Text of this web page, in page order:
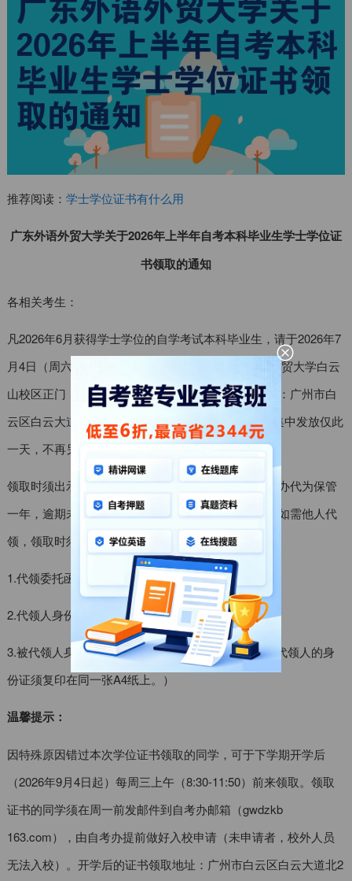
推荐阅读： 学士学位证书有什么用
广东外语外贸大学关于2026年上半年自考本科毕业生学士学位证
书领取的通知
各相关考生：
凡2026年6月获得学士学位的自学考试本科毕业生，请于2026年7
月4日（周六）9:00-11:30、14:00-16:00到广东外语外贸大学白云
山校区正门（西门）旁继续教育学院招生大厅（地址：广州市白
云区白云大道北2号）领取本人学位证书。学位证书集中发放仅此
一天，不再另行安排，请务必按时领取。
领取时须出示本人有效身份证原件。学位证书由自考办代为保管
一年，逾期未领取者，自考办将不再承担保管责任。如需他人代
领，领取时须出具以下材料：
1.代领委托函（须学生本人亲笔签名）；
2.代领人身份证原件及复印件；
3.被代领人身份证原件及复印件。（注：代领人、被代领人的身
份证须复印在同一张A4纸上。）
温馨提示：
因特殊原因错过本次学位证书领取的同学，可于下学期开学后
（2026年9月4日起）每周三上午（8:30-11:50）前来领取。领取
证书的同学须在周一前发邮件到自考办邮箱（gwdzkb
163.com），由自考办提前做好入校申请（未申请者，校外人员
无法入校）。开学后的证书领取地址：广州市白云区白云大道北2